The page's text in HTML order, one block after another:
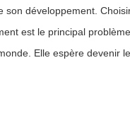
développement.
est le principal
Elle espère devenir